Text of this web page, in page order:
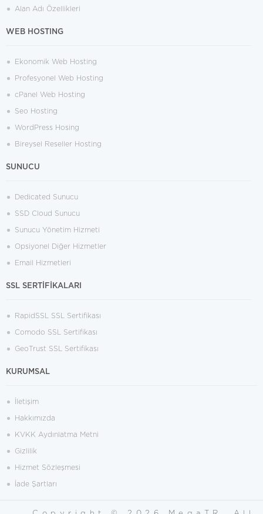
Alan Adı Özellikleri
WEB HOSTING
Ekonomik Web Hosting
Profesyonel Web Hosting
cPanel Web Hosting
Seo Hosting
WordPress Hosing
Bireysel Reseller Hosting
SUNUCU
Dedicated Sunucu
SSD Cloud Sunucu
Sunucu Yönetim Hizmeti
Opsiyonel Diğer Hizmetler
Email Hizmetleri
SSL SERTİFİKALARI
RapidSSL SSL Sertifikası
Comodo SSL Sertifikası
GeoTrust SSL Sertifikası
KURUMSAL
İletişim
Hakkımızda
KVKK Aydınlatma Metni
Gizlilik
Hizmet Sözleşmesi
İade Şartları